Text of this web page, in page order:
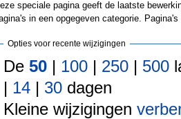
speciale pagina geeft de laatste
in een opgegeven categorie.
Opties voor recente wijzigingen
De 50| 100| 250| 500
| 14| 30dagen
Kleine wijzigingen